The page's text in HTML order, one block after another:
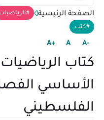
الصفحة الرئيسية الرياضيات
كتب
+A A -A
كتاب
الأساسي
الفلسطيني